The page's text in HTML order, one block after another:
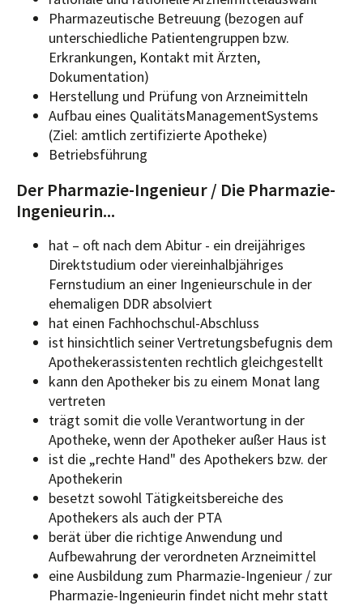
Pharmazeutische Betreuung (bezogen auf
unterschiedliche Patientengruppen bzw.
Erkrankungen, Kontakt mit Ärzten,
Dokumentation)
Herstellung und Prüfung von Arzneimitteln
Aufbau eines QualitätsManagementSystems
(Ziel: amtlich zertifizierte Apotheke)
Betriebsführung
Der Pharmazie-Ingenieur / Die Pharmazie-
Ingenieurin...
hat – oft nach dem Abitur - ein dreijähriges
Direktstudium oder viereinhalbjähriges
Fernstudium an einer Ingenieurschule in der
ehemaligen DDR absolviert
hat einen Fachhochschul-Abschluss
ist hinsichtlich seiner Vertretungsbefugnis dem
Apothekerassistenten rechtlich gleichgestellt
kann den Apotheker bis zu einem Monat lang
vertreten
trägt somit die volle Verantwortung in der
Apotheke, wenn der Apotheker außer Haus ist
ist die „rechte Hand" des Apothekers bzw. der
Apothekerin
besetzt sowohl Tätigkeitsbereiche des
Apothekers als auch der PTA
berät über die richtige Anwendung und
Aufbewahrung der verordneten Arzneimittel
eine Ausbildung zum Pharmazie-Ingenieur / zur
Pharmazie-Ingenieurin findet nicht mehr statt